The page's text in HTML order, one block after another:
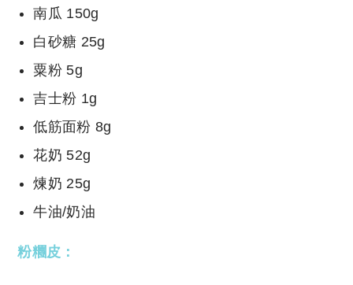
南瓜 150g
白砂糖 25g
粟粉 5g
吉士粉 1g
低筋面粉 8g
花奶 52g
煉奶 25g
牛油/奶油
粉糰皮：